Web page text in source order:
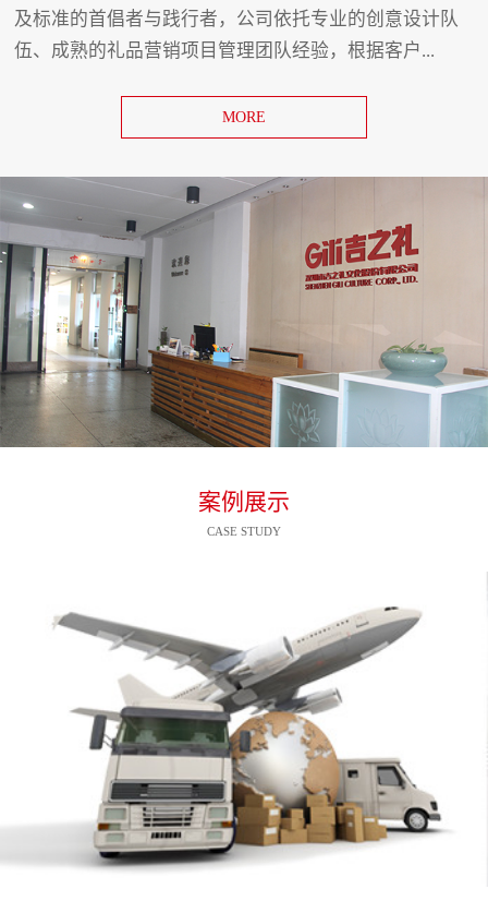
及标准的首倡者与践行者，公司依托专业的创意设计队
伍、成熟的礼品营销项目管理团队经验，根据客户...
MORE
案例展示
CASE STUDY